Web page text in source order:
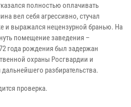
полностью оплачивать
вел себя агрессивно, стучал
и выражался нецензурной бранью. На
помещение заведения –
года рождения был задержан
охраны Росгвардии и
разбирательства.
проверка.